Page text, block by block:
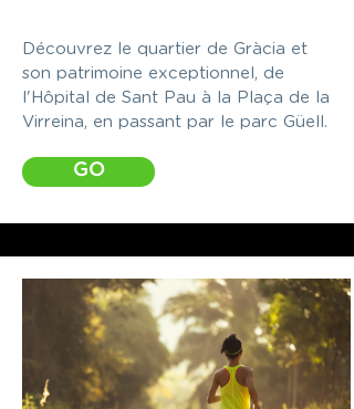
Découvrez le quartier de Gràcia et
son patrimoine exceptionnel, de
l'Hôpital de Sant Pau à la Plaça de la
Virreina, en passant par le parc Güell.
GO